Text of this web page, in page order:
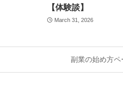
【体験談】
March 31, 2026
副業の始め方ペ